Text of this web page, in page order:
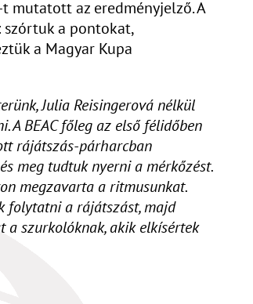
mutatott az eredményjelző. A
szórtuk a pontokat,
a Magyar Kupa
Julia Reisingerová nélkül
A BEAC főleg az első félidőben
rájátszás-párharcban
meg tudtuk nyerni a mérkőzést.
megzavarta a ritmusunkat.
folytatni a rájátszást, majd
a szurkolóknak, akik elkísértek